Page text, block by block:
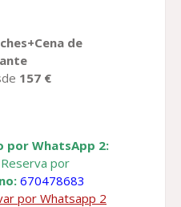
Cena de
157 €
por WhatsApp 2:
por
670478683
por Whatsapp 2